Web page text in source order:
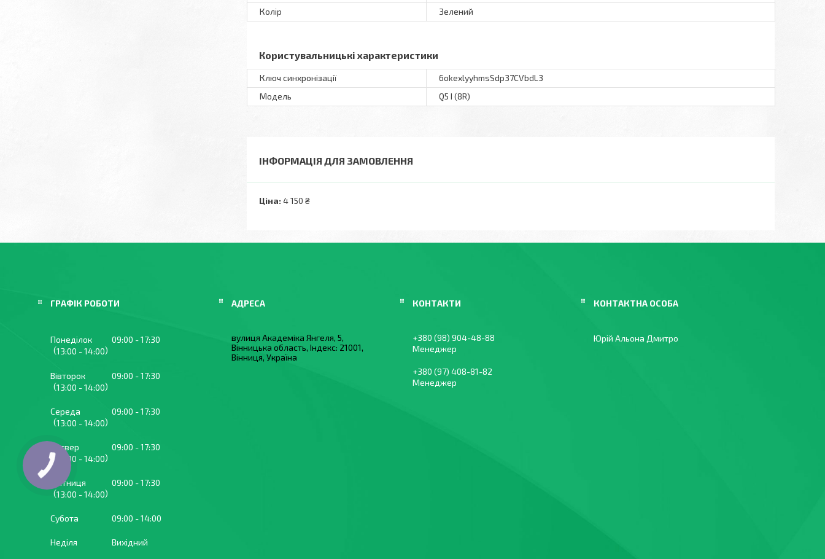
Колір
Зелений
Користувальницькі характеристики
Ключ синхронізації
6okexlyyhmsSdp37CVbdL3
Мoдель
Q5 I (8R)
ІНФОРМАЦІЯ ДЛЯ ЗАМОВЛЕННЯ
Ціна: 4 150 ₴
ГРАФІК РОБОТИ
Понеділок 09:00
17:30
13:00
14:00
Вівторок 09:00
17:30
13:00
14:00
Середа 09:00
17:30
13:00
14:00
Четвер 09:00
17:30
13:00
14:00
Пʼятниця 09:00
17:30
13:00
14:00
Субота 09:00 14:00
Неділя Вихідний
вулиця Академіка Янгеля, 5,
Вінницька область, Індекс: 21001,
Вінниця, Україна
+380 (98) 904-48-88
Менеджер
+380 (97) 408-81-82
Менеджер
Юрій Альона Дмитро